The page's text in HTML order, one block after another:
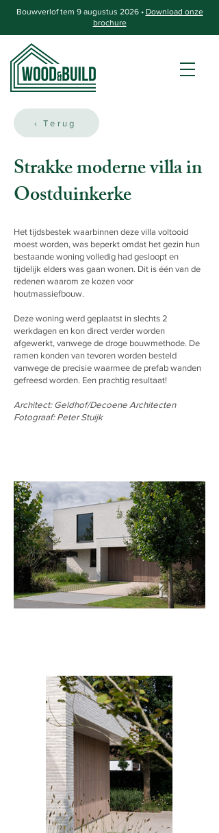
Bouwverlof tem 9 augustus 2026 • Download onze
brochure
‹ Terug
Strakke moderne villa in
Oostduinkerke
Het tijdsbestek waarbinnen deze villa voltooid
moest worden, was beperkt omdat het gezin hun
bestaande woning volledig had gesloopt en
tijdelijk elders was gaan wonen. Dit is één van de
redenen waarom ze kozen voor
houtmassiefbouw.
Deze woning werd geplaatst in slechts 2
werkdagen en kon direct verder worden
afgewerkt, vanwege de droge bouwmethode. De
ramen konden van tevoren worden besteld
vanwege de precisie waarmee de prefab wanden
gefreesd worden. Een prachtig resultaat!
Architect: Geldhof/Decoene Architecten
Fotograaf: Peter Stuijk